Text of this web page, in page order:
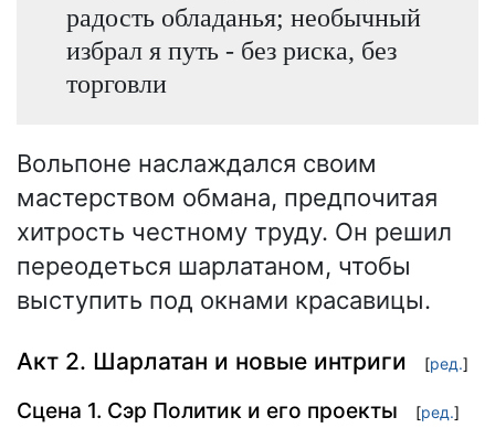
радость обладанья; необычный
избрал я путь - без риска, без
торговли
Вольпоне наслаждался своим
мастерством обмана, предпочитая
хитрость честному труду. Он решил
переодеться шарлатаном, чтобы
выступить под окнами красавицы.
Акт 2. Шарлатан и новые интриги [ред.]
Сцена 1. Сэр Политик и его проекты [ред.]